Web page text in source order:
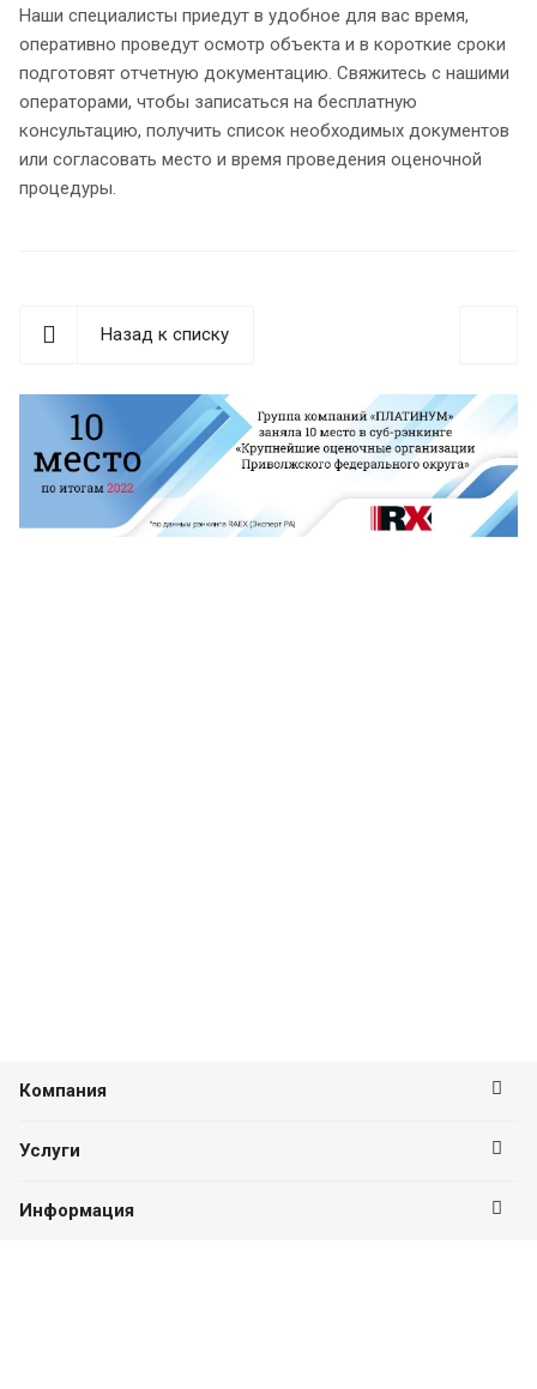
Наши специалисты приедут в удобное для вас время,
оперативно проведут осмотр объекта и в короткие сроки
подготовят отчетную документацию. Свяжитесь с нашими
операторами, чтобы записаться на бесплатную
консультацию, получить список необходимых документов
или согласовать место и время проведения оценочной
процедуры.
Назад к списку
Компания
Услуги
Информация